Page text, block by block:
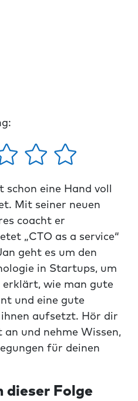
schon eine Hand voll
Mit seiner neuen
coacht er
„CTO as a service“
geht es um den
in Startups, um
erklärt, wie man gute
und eine gute
aufsetzt. Hör dir
und nehme Wissen,
für deinen
dieser Folge